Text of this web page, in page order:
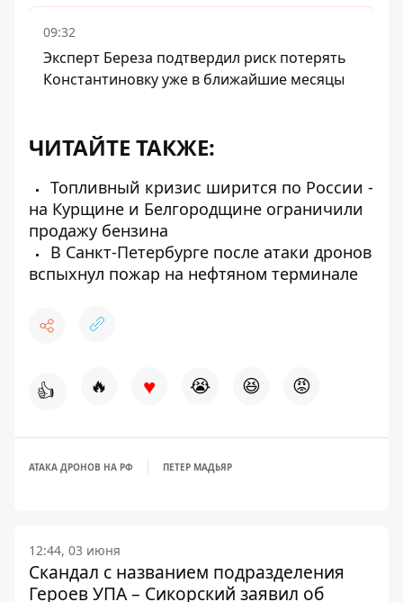
09:32
Эксперт Береза ​​подтвердил риск потерять
Константиновку уже в ближайшие месяцы
ЧИТАЙТЕ ТАКЖЕ:
Топливный кризис ширится по России -
на Курщине и Белгородщине ограничили
продажу бензина
В Санкт-Петербурге после атаки дронов
вспыхнул пожар на нефтяном терминале
👍 🔥 ♥ 😭 😆 😡
АТАКА ДРОНОВ НА РФ ПЕТЕР МАДЬЯР
12:44, 03 июня
Скандал с названием подразделения
Героев УПА – Сикорский заявил об